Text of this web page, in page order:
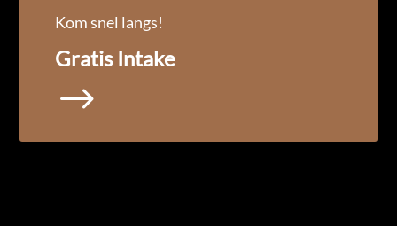
Kom snel langs!
Gratis Intake
$